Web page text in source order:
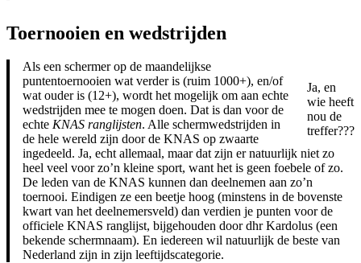
Toernooien en wedstrijden
Ja, en
wie heeft
nou de
treffer???
Als een schermer op de maandelijkse
puntentoernooien wat verder is (ruim 1000+), en/of
wat ouder is (12+), wordt het mogelijk om aan echte
wedstrijden mee te mogen doen. Dat is dan voor de
echte KNAS ranglijsten. Alle schermwedstrijden in
de hele wereld zijn door de KNAS op zwaarte
ingedeeld. Ja, echt allemaal, maar dat zijn er natuurlijk niet zo
heel veel voor zo’n kleine sport, want het is geen foebele of zo.
De leden van de KNAS kunnen dan deelnemen aan zo’n
toernooi. Eindigen ze een beetje hoog (minstens in de bovenste
kwart van het deelnemersveld) dan verdien je punten voor de
officiele KNAS ranglijst, bijgehouden door dhr Kardolus (een
bekende schermnaam). En iedereen wil natuurlijk de beste van
Nederland zijn in zijn leeftijdscategorie.